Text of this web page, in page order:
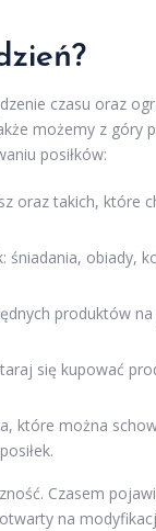
czasu oraz
możemy z góry
posiłków:
oraz takich, które
śniadania, obiady,
produktów
się kupować
które można
Czasem
na